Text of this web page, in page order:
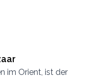
im Orient, ist der